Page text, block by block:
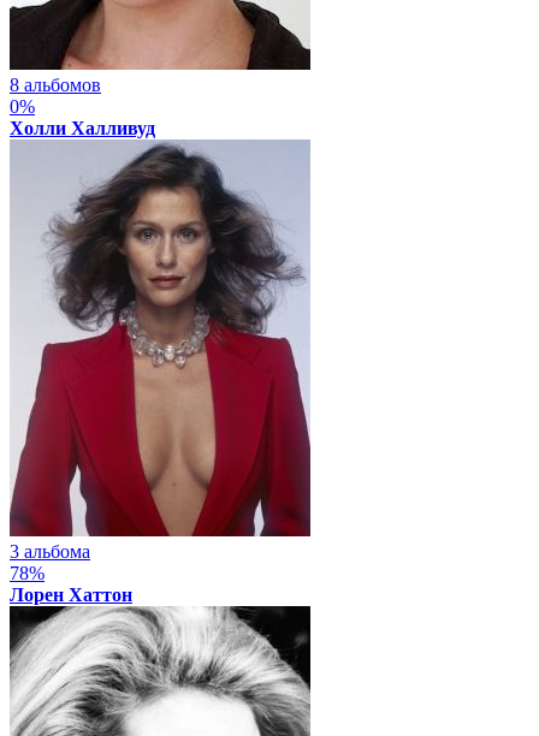
8 альбомов
0%
Холли Халливуд
3 альбома
78%
Лорен Хаттон